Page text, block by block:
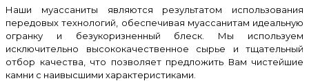
Наши муассаниты являются результатом использования
передовых технологий, обеспечивая муассанитам идеальную
огранку и безукоризненный блеск. Мы используем
исключительно высококачественное сырье и тщательный
отбор качества, что позволяет предложить Вам чистейшие
камни с наивысшими характеристиками.